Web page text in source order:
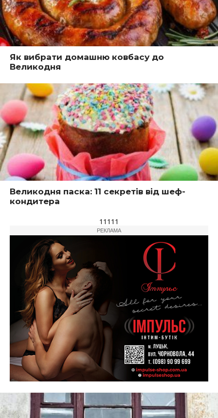
Як вибрати домашню ковбасу до
Великодня
Великодня паска: 11 секретів від шеф-
кондитера
11111
РЕКЛАМА